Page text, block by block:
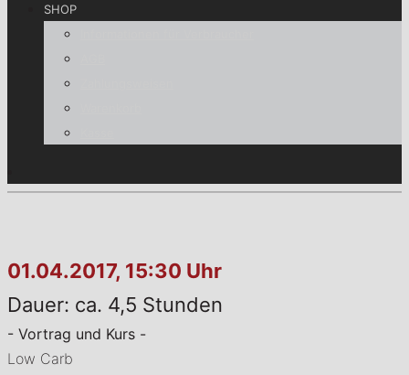
SHOP
01.04.2017, 15:30 Uhr
Dauer: ca. 4,5 Stunden
- Vortrag und Kurs -
Low Carb